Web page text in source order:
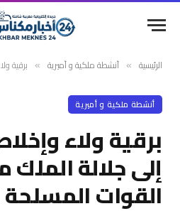
الرئيسية » أنشطة ملكية و أميرية » برقية ولاء
أنشطة ملكية و أميرية
برقية ولاء
إلى جلالة
القوات